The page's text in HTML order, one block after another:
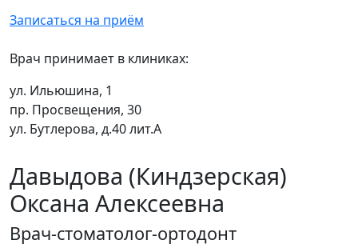
Записаться на приём
Врач принимает в клиниках:
ул. Ильюшина, 1
пр. Просвещения, 30
ул. Бутлерова, д.40 лит.А
Давыдова (Киндзерская)
Оксана Алексеевна
Врач-стоматолог-ортодонт